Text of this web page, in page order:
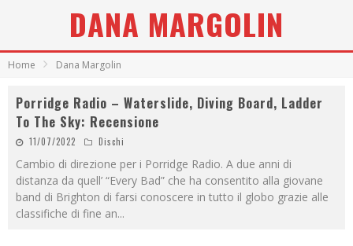
DANA MARGOLIN
Home Dana Margolin
Porridge Radio – Waterslide, Diving Board, Ladder
To The Sky: Recensione
11/07/2022 Dischi
Cambio di direzione per i Porridge Radio. A due anni di
distanza da quell’ “Every Bad” che ha consentito alla giovane
band di Brighton di farsi conoscere in tutto il globo grazie alle
classifiche di fine an...